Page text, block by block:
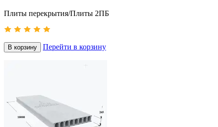
Плиты перекрытия/Плиты 2ПБ
В корзину Перейти в корзину